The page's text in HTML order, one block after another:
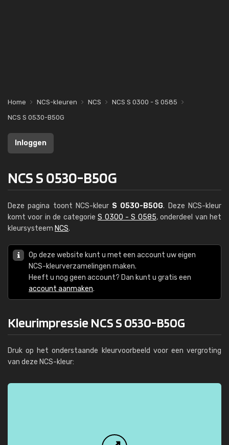
Home NCS-kleuren NCS
NCS S 0300 - S 0585
NCS S 0530-B50G
Inloggen
NCS S 0530-B50G
Deze pagina toont NCS-kleur S 0530-B50G. Deze NCS-kleur
komt voor in de categorieS 0300 - S 0585, onderdeel van het
kleursysteem NCS.
Op deze website kunt u met een account uw eigen
NCS-kleurverzamelingen maken.
Heeft u nog geen account? Dan kunt u gratis een
account aanmaken.
Kleurimpressie NCS S 0530-B50G
Druk op het onderstaande kleurvoorbeeld voor een vergroting
van deze NCS-kleur: